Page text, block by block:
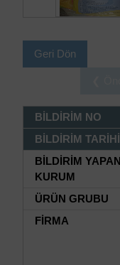
Geri Dön
BİLDİRİM NO
BİLDİRİM TARİHİ
BİLDİRİM YAPAN
KURUM
ÜRÜN GRUBU
FİRMA